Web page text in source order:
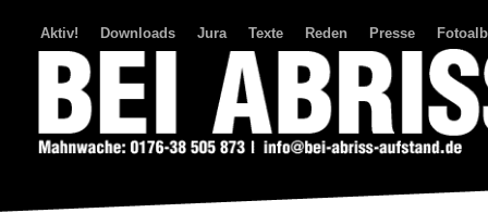
Aktiv! Downloads Jura Texte Reden Presse